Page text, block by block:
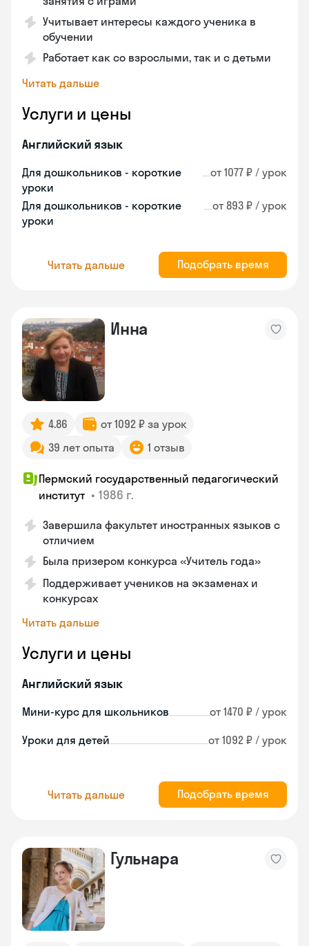
Учитывает интересы каждого ученика в
обучении
Работает как со взрослыми, так и с детьми
Читать дальше
Услуги и цены
Английский язык
Для дошкольников - короткие
уроки
от 1077 ₽ / урок
Для дошкольников - короткие
уроки
от 893 ₽ / урок
Читать дальше Подобрать время
Инна
4.86
от 1092 ₽ за урок
39 лет опыта
1 отзыв
Пермский государственный педагогический
институт • 1986 г.
Завершила факультет иностранных языков с
отличием
Была призером конкурса «Учитель года»
Поддерживает учеников на экзаменах и
конкурсах
Читать дальше
Услуги и цены
Английский язык
Мини-курс для школьников от 1470 ₽ / урок
Уроки для детей от 1092 ₽ / урок
Читать дальше Подобрать время
Гульнара